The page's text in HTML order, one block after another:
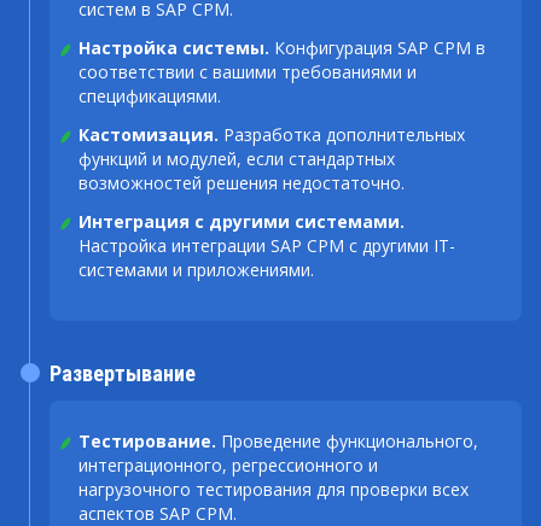
систем в SAP CPM.
Настройка системы. Конфигурация SAP CPM в
соответствии с вашими требованиями и
спецификациями.
Кастомизация. Разработка дополнительных
функций и модулей, если стандартных
возможностей решения недостаточно.
Интеграция с другими системами.
Настройка интеграции SAP CPM с другими IT-
системами и приложениями.
Тестирование. Проведение функционального,
интеграционного, регрессионного и
нагрузочного тестирования для проверки всех
аспектов SAP CPM.
Развертывание